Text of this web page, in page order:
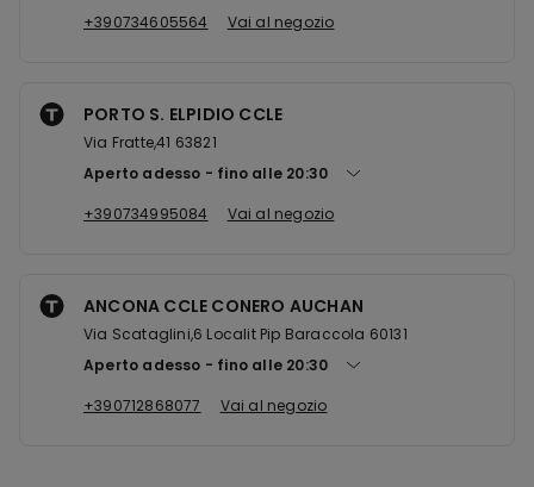
+390734605564
Vai al negozio
PORTO S. ELPIDIO CCLE
Via Fratte,41 63821
Aperto adesso
fino alle 20:30
+390734995084
Vai al negozio
ANCONA CCLE CONERO AUCHAN
Via Scataglini,6 Localit Pip Baraccola 60131
Aperto adesso
fino alle 20:30
+390712868077
Vai al negozio